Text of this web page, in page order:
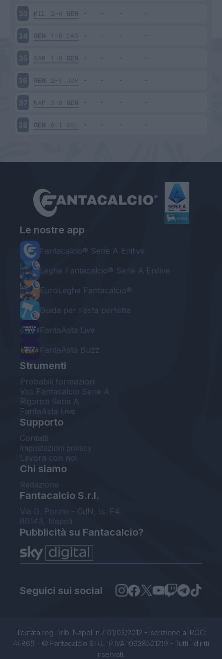
33 MIL 2-0 GEN
34 GEN 1-0 CAG
35 SAM 1-0 GEN
36 GEN 2-1 JUV
37 NAP 3-0 GEN
38 GEN 0-1 BOL
Le nostre app
Fantacalcio® Serie A Enilive
Leghe Fantacalcio® Serie A Enilive
EuroLeghe Fantacalcio®
Guida per l'asta perfetta
FantaAsta Live
FantaAsta Buzz
Strumenti
Probabili formazioni
Voti Fantacalcio Serie A
Rigoristi Serie A
FantaAsta Live
Supporto
Contatti
Impostazioni privacy
Lavora con noi
Chi siamo
Redazione
Fantacalcio S.r.l.
Via G. Porzio - CdN, Is. F4
80143, Napoli
Pubblicità su Fantacalcio?
Seguici sui social
Testata reg. Trib. Napoli n.7 01/03/2012 - Iscrizione al ROC:
44869 - © Fantacalcio S.R.L. P.IVA 10938501219 - Tutti i diritti
riservati.